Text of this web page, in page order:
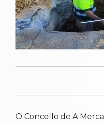
O Concello de A